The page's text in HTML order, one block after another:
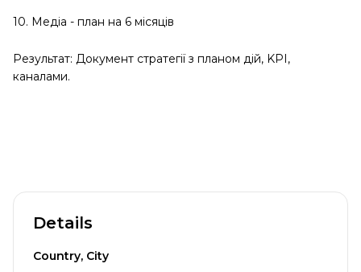
10. Медіа - план на 6 місяців
Результат: Документ стратегії з планом дій, KPI,
каналами.
Details
Country, City